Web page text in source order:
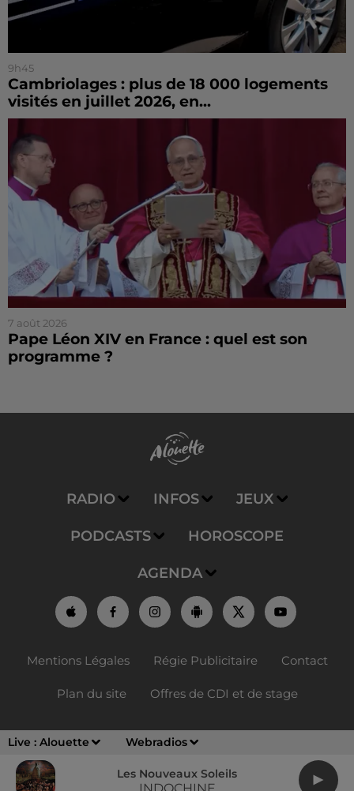
Live : Alouette Webradios
Les Nouveaux Soleils
INDOCHINE
9h45
Cambriolages : plus de 18 000 logements
visités en juillet 2026, en...
7 août 2026
Pape Léon XIV en France : quel est son
programme ?
RADIO INFOS JEUX
PODCASTS HOROSCOPE
AGENDA
Mentions Légales Régie Publicitaire Contact
Plan du site Offres de CDI et de stage